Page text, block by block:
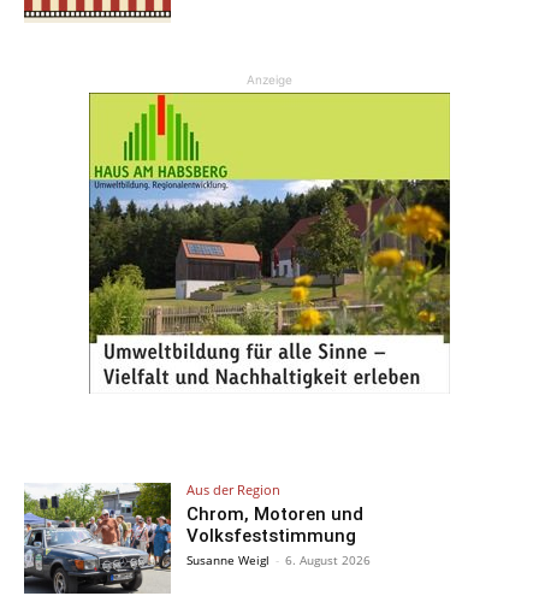
Anzeige
Aus der Region
Chrom, Motoren und
Volksfeststimmung
Susanne Weigl - 6. August 2026